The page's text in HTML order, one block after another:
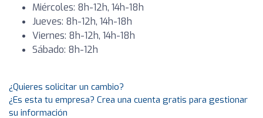
Miércoles: 8h-12h, 14h-18h
Jueves: 8h-12h, 14h-18h
Viernes: 8h-12h, 14h-18h
Sábado: 8h-12h
¿Quieres solicitar un cambio?
¿Es esta tu empresa? Crea una cuenta gratis para gestionar
su información